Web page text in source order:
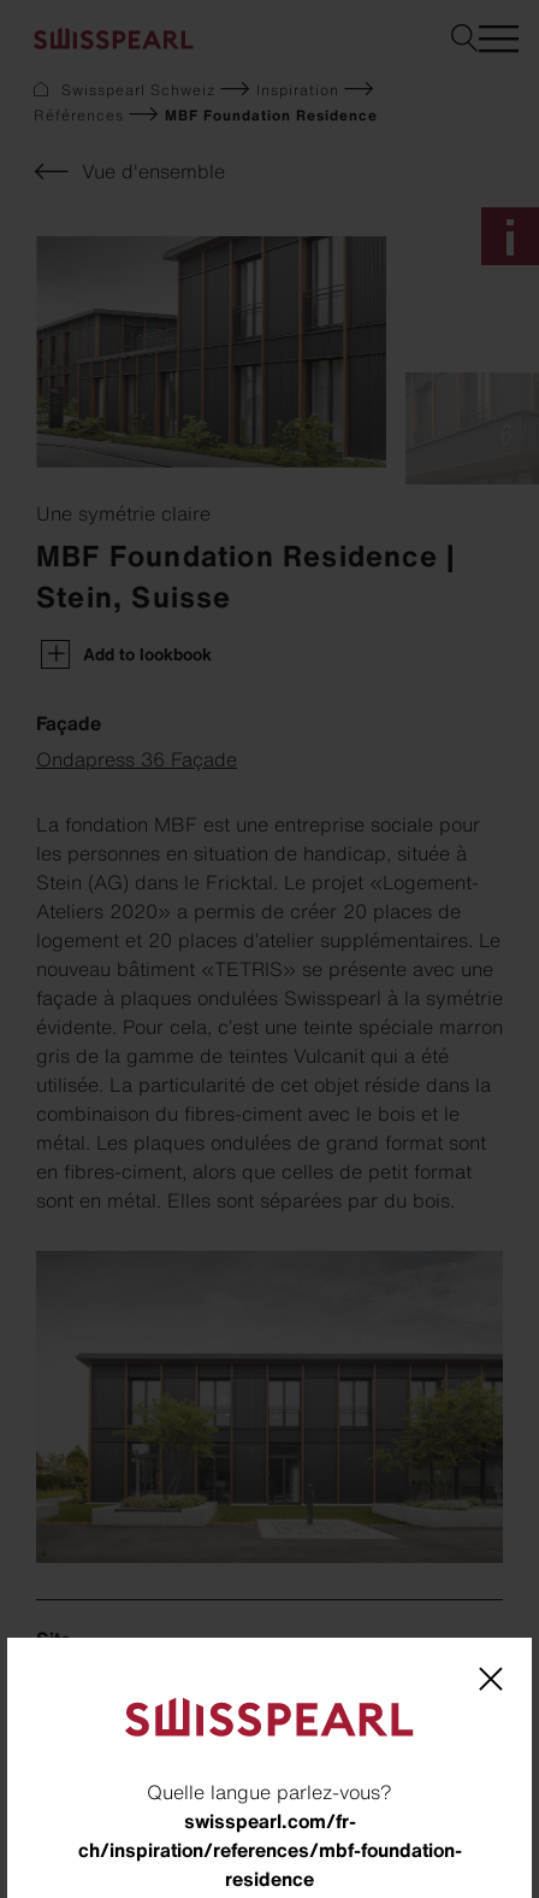
Quelle langue parlez-vous?
swisspearl.com/fr-
ch/inspiration/references/mbf-foundation-
residence
Service
Entreprise
Inspiration
Demandez un échantillon
Durabilité
Façade
Solaire
Swisspearl Schweiz
Inspiration
Références
MBF Foundation Residence
Vue d'ensemble
Une symétrie claire
MBF Foundation Residence |
Stein, Suisse
Add to lookbook
Façade
Ondapress 36 Façade
La fondation MBF est une entreprise sociale pour
les personnes en situation de handicap, située à
Stein (AG) dans le Fricktal. Le projet «Logement-
Ateliers 2020» a permis de créer 20 places de
logement et 20 places d’atelier supplémentaires. Le
nouveau bâtiment «TETRIS» se présente avec une
façade à plaques ondulées Swisspearl à la symétrie
évidente. Pour cela, c’est une teinte spéciale marron
gris de la gamme de teintes Vulcanit qui a été
utilisée. La particularité de cet objet réside dans la
combinaison du fibres-ciment avec le bois et le
métal. Les plaques ondulées de grand format sont
en fibres-ciment, alors que celles de petit format
sont en métal. Elles sont séparées par du bois.
Site
Architecte
Zürich, Suisse
Maître d'ouvrage
Stiftung MBF, Stein , Suisse